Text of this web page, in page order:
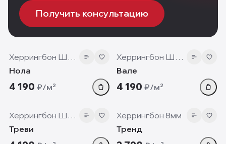
Получить консультацию
12 мм
Херрингбон Шеврон
Нола
4 190 ₽/м²
12 мм
Херрингбон Шеврон
Вале
4 190 ₽/м²
12 мм
Херрингбон Шеврон
Треви
8 мм
Херрингбон 8мм
Тренд